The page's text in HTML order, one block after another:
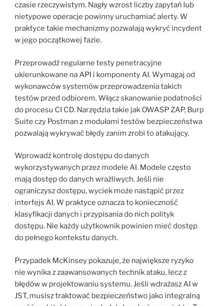
czasie rzeczywistym. Nagły wzrost liczby zapytań lub
nietypowe operacje powinny uruchamiać alerty. W
praktyce takie mechanizmy pozwalają wykryć incydent
w jego początkowej fazie.
Przeprowadź regularne testy penetracyjne
ukierunkowane na API i komponenty AI. Wymagaj od
wykonawców systemów przeprowadzenia takich
testów przed odbiorem. Włącz skanowanie podatności
do procesu CI CD. Narzędzia takie jak OWASP ZAP, Burp
Suite czy Postman z modułami testów bezpieczeństwa
pozwalają wykrywać błędy zanim zrobi to atakujący.
Wprowadź kontrolę dostępu do danych
wykorzystywanych przez modele AI. Modele często
mają dostęp do danych wrażliwych. Jeśli nie
ograniczysz dostępu, wyciek może nastąpić przez
interfejs AI. W praktyce oznacza to konieczność
klasyfikacji danych i przypisania do nich polityk
dostępu. Nie każdy użytkownik powinien mieć dostęp
do pełnego kontekstu danych.
Przypadek McKinsey pokazuje, że największe ryzyko
nie wynika z zaawansowanych technik ataku, lecz z
błędów w projektowaniu systemu. Jeśli wdrażasz AI w
JST, musisz traktować bezpieczeństwo jako integralną